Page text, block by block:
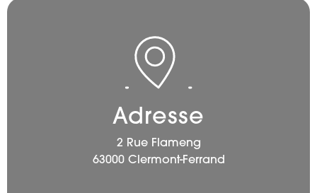
Adresse
2 Rue Flameng
63000 Clermont-Ferrand